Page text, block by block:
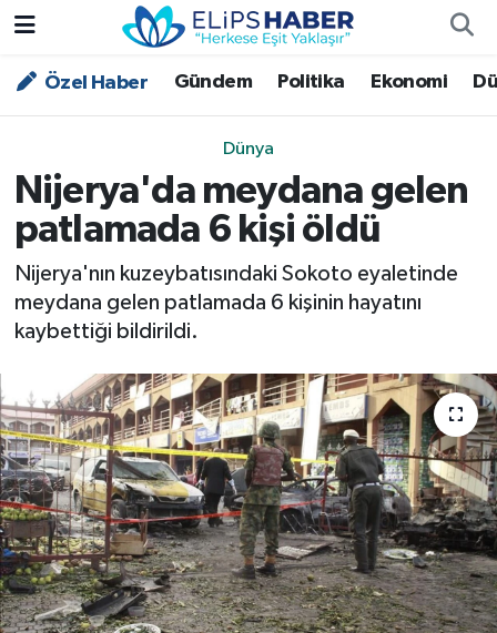
Özel Haber Gündem Politika Ekonomi
Dünya
Nijerya'da meydana gelen
patlamada 6 kişi öldü
Nijerya'nın kuzeybatısındaki Sokoto eyaletinde
meydana gelen patlamada 6 kişinin hayatını
kaybettiği bildirildi.
Özel Haber
Asayiş
Çevre - İklim
Kültür - Sanat
Magazin
Politika
Sağlık
Nöbetçi Eczaneler
Trafik Durumu
Süper Lig Puan Durumu ve Fikstür
Tüm Manşetler